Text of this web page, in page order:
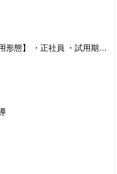
定いたします。面接時にぜ
込み） ※上記は固定残業代
算。 ※固定残業代は残業がな
円（2025年実績） ◆賞与
社宅制度 （規定あり） ◆交
） ◆社内表彰制度 ◆退職金制